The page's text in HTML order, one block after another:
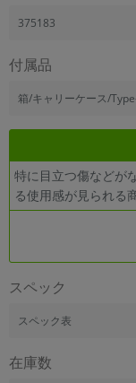
375183
付属品
箱/キャリーケース/
特に目立つ傷などが
る使用感が見られる
スペック
スペック表
在庫数
製造、販売メーカーの絞り込み
機能・特徴
商品の搭載機能による絞り込み
「5G対応」「防水」「ワンセグ
ランク
商品状態の絞り込み
CPU
OSの絞り込み
メモリ